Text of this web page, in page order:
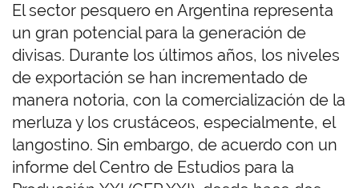
El sector pesquero en Argentina representa
un gran potencial para la generación de
divisas. Durante los últimos años, los niveles
de exportación se han incrementado de
manera notoria, con la comercialización de la
merluza y los crustáceos, especialmente, el
langostino. Sin embargo, de acuerdo con un
informe del Centro de Estudios para la